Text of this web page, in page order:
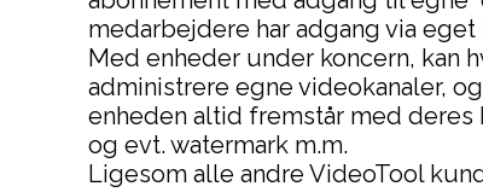
medarbejdere har adgang via eget
Med enheder under koncern, kan
administrere egne videokanaler,
enheden altid fremstår med
og evt. watermark m.m.
Ligesom alle andre VideoTool